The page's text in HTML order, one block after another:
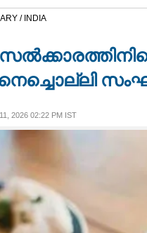
/ INDIA
2026 02:22 PM IST